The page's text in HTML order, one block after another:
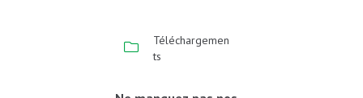
Téléchargemen
ts